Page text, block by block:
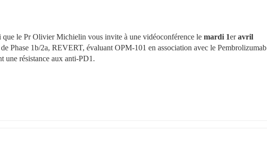
le Pr Olivier Michielin vous invite à une vidéoconférence le mardi 1er avril
Phase 1b/2a, REVERT, évaluant OPM-101 en association avec le Pembrolizumab
une résistance aux anti-PD1.